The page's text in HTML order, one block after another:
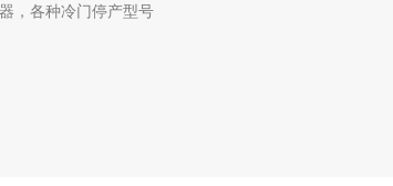
，各种冷门停产型号